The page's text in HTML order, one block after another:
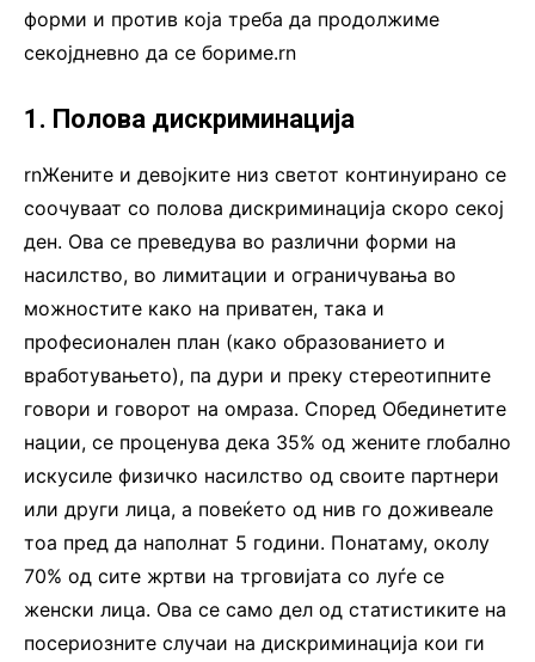
форми и против која треба да продолжиме
секојдневно да се бориме.rn
1. Полова дискриминација
rnЖените и девојките низ светот континуирано се
соочуваат со полова дискриминација скоро секој
ден. Ова се преведува во различни форми на
насилство, во лимитации и ограничувања во
можностите како на приватен, така и
професионален план (како образованието и
вработувањето), па дури и преку стереотипните
говори и говорот на омраза. Според Обединетите
нации, се проценува дека 35% од жените глобално
искусиле физичко насилство од своите партнери
или други лица, а повеќето од нив го доживеале
тоа пред да наполнат 5 години. Понатаму, околу
70% од сите жртви на трговијата со луѓе се
женски лица. Ова се само дел од статистиките на
посериозните случаи на дискриминација кои ги